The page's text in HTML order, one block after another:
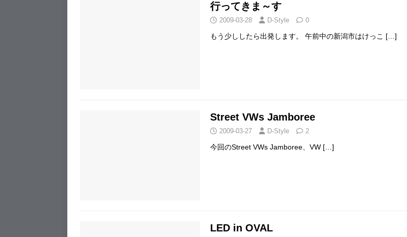
行ってきま～す
2009-03-28 D-Style 0
もう少ししたら出発します。 午前中の新潟市はけっこ […]
Street VWs Jamboree
2009-03-27 D-Style 2
今回のStreet VWs Jamboree、VW […]
LED in OVAL